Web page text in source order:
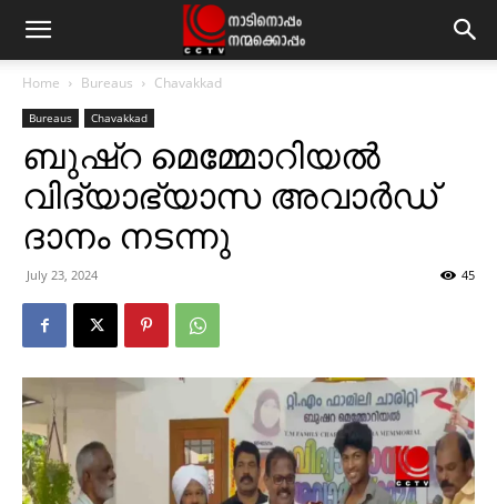
Home Bureaus Chavakkad
Bureaus Chavakkad
ബുഷ്‌റ മെമ്മോറിയല്‍
വിദ്യാഭ്യാസ അവാര്‍ഡ്
ദാനം നടന്നു
July 23, 2024 45